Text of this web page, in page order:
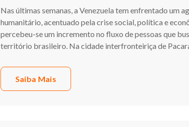
Nas últimas semanas, a Venezuela tem enfrentado um
humanitário, acentuado pela crise social, política e
percebeu-se um incremento no fluxo de pessoas que
território brasileiro. Na cidade interfronteiriça de
Saiba Mais